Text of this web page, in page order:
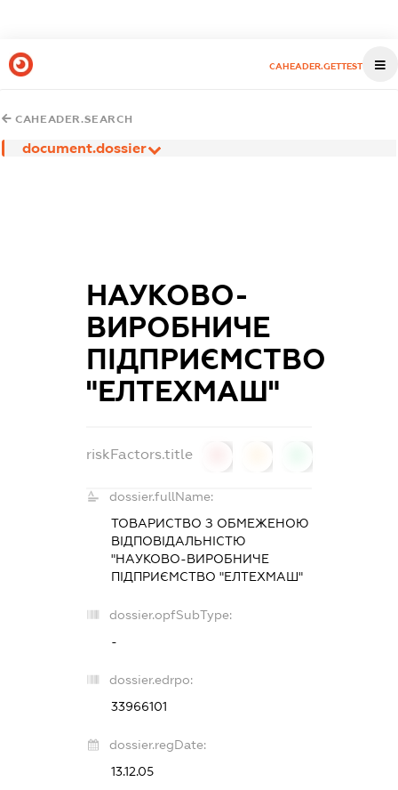
CAHEADER.GETTEST
CAHEADER.SEARCH
document.dossier
НАУКОВО-
ВИРОБНИЧЕ
ПІДПРИЄМСТВО
"ЕЛТЕХМАШ"
riskFactors.title
dossier.fullName:
ТОВАРИСТВО З ОБМЕЖЕНОЮ
ВІДПОВІДАЛЬНІСТЮ
"НАУКОВО-ВИРОБНИЧЕ
ПІДПРИЄМСТВО "ЕЛТЕХМАШ"
dossier.opfSubType:
-
dossier.edrpo:
33966101
dossier.regDate:
13.12.05